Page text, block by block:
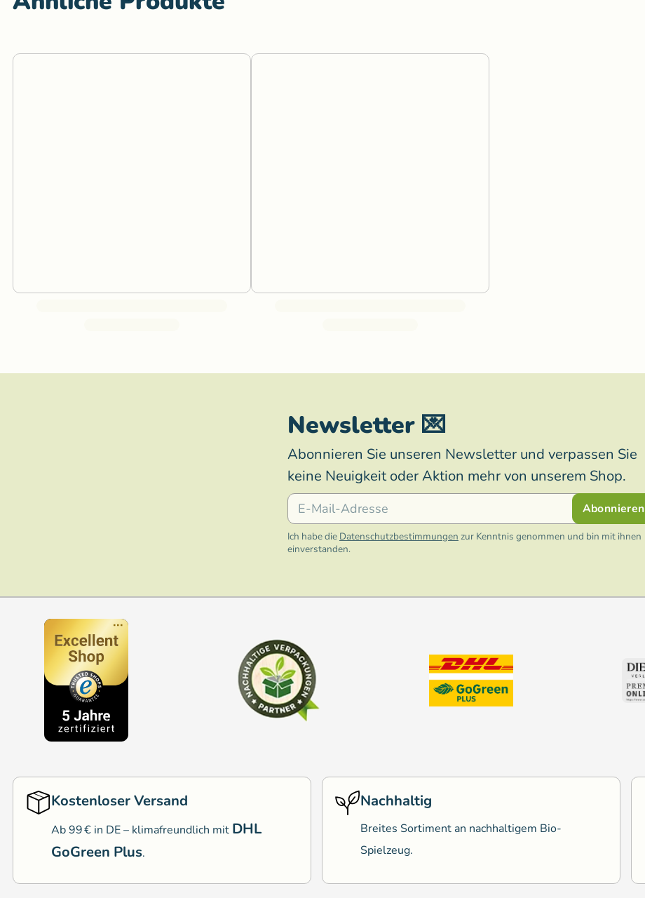
Newsletter 💌
Abonnieren Sie unseren Newsletter und verpassen Sie
keine Neuigkeit oder Aktion mehr von unserem Shop.
E-Mail
Abonnieren
Ich habe die Datenschutzbestimmungen zur Kenntnis genommen und bin mit ihnen
einverstanden.
Kostenloser Versand
Ab 99 € in DE – klimafreundlich mit DHL
GoGreen Plus.
Nachhaltig
Breites Sortiment an nachhaltigem Bio-
Spielzeug.